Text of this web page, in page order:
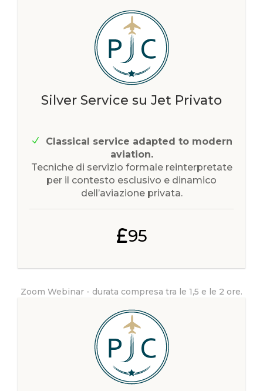
Silver Service su Jet Privato
Classical service adapted to modern
aviation.
Tecniche di servizio formale reinterpretate
per il contesto esclusivo e dinamico
dell’aviazione privata.
95
Zoom Webinar - durata compresa tra le 1,5 e le 2 ore.